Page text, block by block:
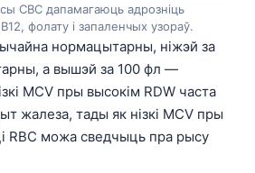
CBC дапамагаюць адрозніць
фолату і запаленчых узораў.
нормацытарны, ніжэй за
а вышэй за 100 фл —
MCV пры высокім RDW часта
жалеза, тады як нізкі MCV пры
RBC можа сведчыць пра рысу